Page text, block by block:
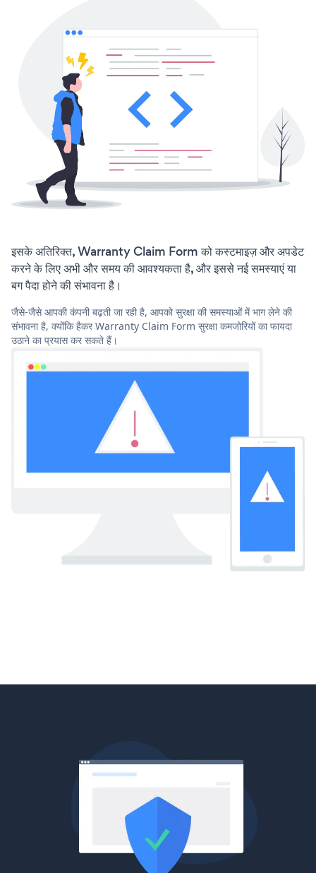
इसके अतिरिक्त, Warranty Claim Form को कस्टमाइज़ और अपडेट
करने के लिए अभी और समय की आवश्यकता है, और इससे नई समस्याएं या
बग पैदा होने की संभावना है।
जैसे-जैसे आपकी कंपनी बढ़ती जा रही है, आपको सुरक्षा की समस्याओं में भाग लेने की
संभावना है, क्योंकि हैकर Warranty Claim Form सुरक्षा कमजोरियों का फायदा
उठाने का प्रयास कर सकते हैं।